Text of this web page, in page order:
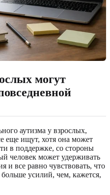
могут
аутизма у взрослых,
еще ищут, хотя она может
в поддержке, со стороны
человек может удерживать
и все равно чувствовать, что
усилий, чем, кажется,